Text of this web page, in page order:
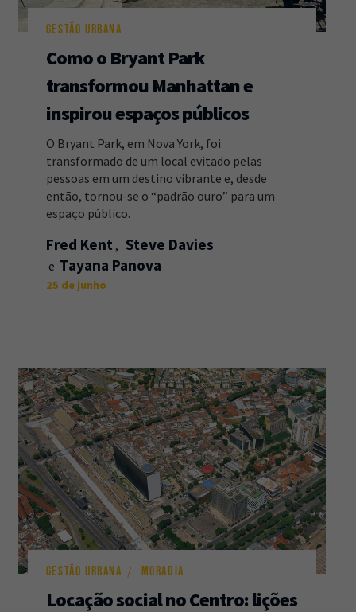
GESTÃO URBANA
Como o Bryant Park
transformou Manhattan e
inspirou espaços públicos
O Bryant Park, em Nova York, foi
transformado de um local evitado pelas
pessoas em um destino vibrante e, desde
então, tornou-se o “padrão ouro” para um
espaço público.
Fred Kent
Steve Davies
Tayana Panova
25 de junho
GESTÃO URBANA MORADIA
Locação social no Centro: lições